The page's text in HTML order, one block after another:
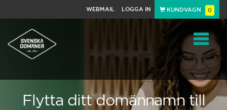
WEBMAIL LOGGA IN KUNDVAGN 0
Toggle
Flytta ditt domännamn till